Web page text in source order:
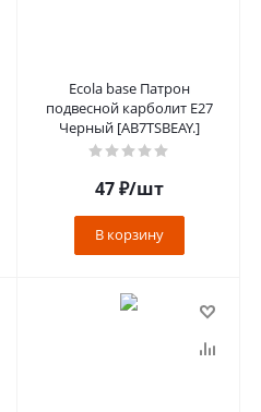
Ecola base Патрон
подвесной карболит E27
Черный [AB7TSBEAY.]
47₽/шт
В корзину